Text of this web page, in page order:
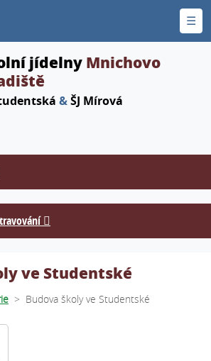
☰
jídelny Mnichovo
&ŠJ Mírová
ve Studentské
> Budova školy ve Studentské